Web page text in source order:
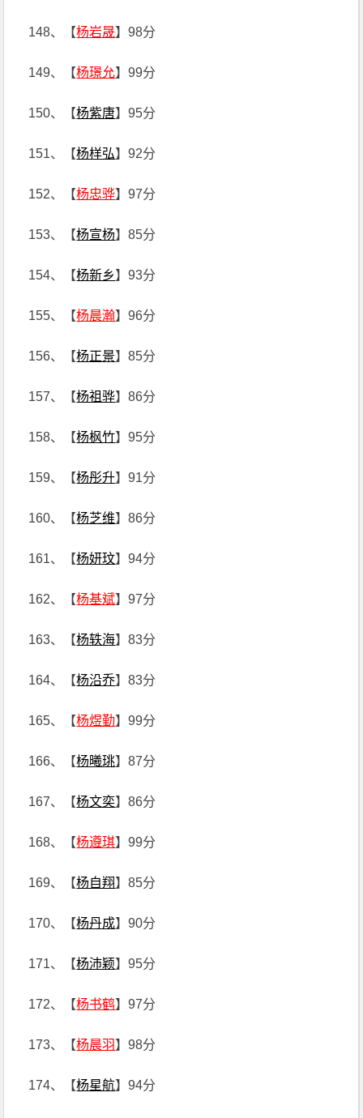
148、【杨岩晟】98分
149、【杨璟允】99分
150、【杨紫唐】95分
151、【杨样弘】92分
152、【杨忠骅】97分
153、【杨宣杨】85分
154、【杨新乡】93分
155、【杨晨瀚】96分
156、【杨正景】85分
157、【杨祖骅】86分
158、【杨枫竹】95分
159、【杨彤升】91分
160、【杨芝维】86分
161、【杨妍玟】94分
162、【杨基斌】97分
163、【杨轶海】83分
164、【杨沿乔】83分
165、【杨煜勤】99分
166、【杨曦珧】87分
167、【杨文奕】86分
168、【杨遵琪】99分
169、【杨自翔】85分
170、【杨丹成】90分
171、【杨沛颖】95分
172、【杨书鹤】97分
173、【杨晨羽】98分
174、【杨星航】94分